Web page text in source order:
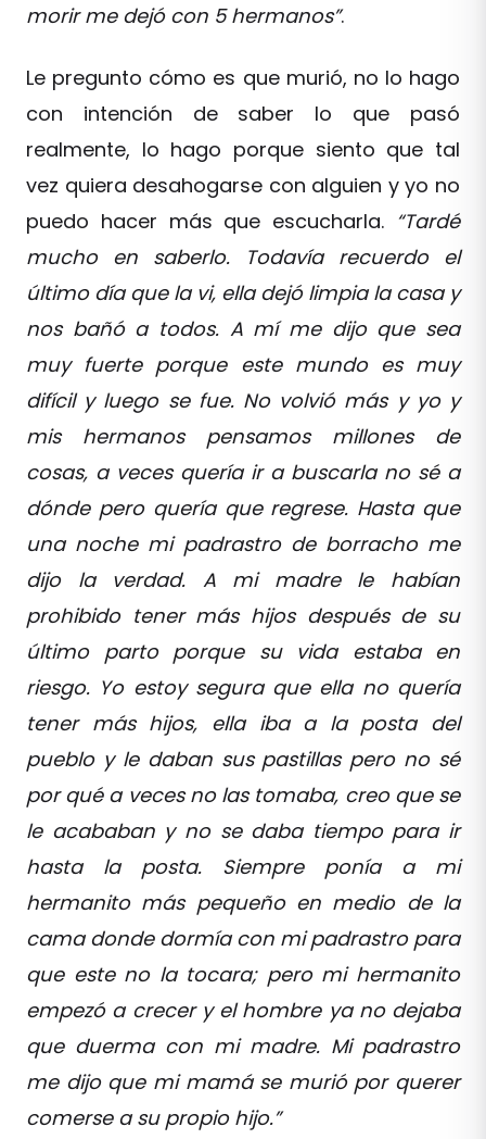
morir me dejó con 5 hermanos”.
Le pregunto cómo es que murió, no lo hago
con intención de saber lo que pasó
realmente, lo hago porque siento que tal
vez quiera desahogarse con alguien y yo no
puedo hacer más que escucharla. “Tardé
mucho en saberlo. Todavía recuerdo el
último día que la vi, ella dejó limpia la casa y
nos bañó a todos. A mí me dijo que sea
muy fuerte porque este mundo es muy
difícil y luego se fue. No volvió más y yo y
mis hermanos pensamos millones de
cosas, a veces quería ir a buscarla no sé a
dónde pero quería que regrese. Hasta que
una noche mi padrastro de borracho me
dijo la verdad. A mi madre le habían
prohibido tener más hijos después de su
último parto porque su vida estaba en
riesgo. Yo estoy segura que ella no quería
tener más hijos, ella iba a la posta del
pueblo y le daban sus pastillas pero no sé
por qué a veces no las tomaba, creo que se
le acababan y no se daba tiempo para ir
hasta la posta. Siempre ponía a mi
hermanito más pequeño en medio de la
cama donde dormía con mi padrastro para
que este no la tocara; pero mi hermanito
empezó a crecer y el hombre ya no dejaba
que duerma con mi madre. Mi padrastro
me dijo que mi mamá se murió por querer
comerse a su propio hijo.”